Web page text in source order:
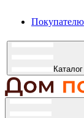
Покупателю